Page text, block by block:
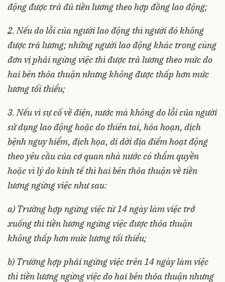
động được trả đủ tiền lương theo hợp đồng lao động;
2. Nếu do lỗi của người lao động thì người đó không
được trả lương; những người lao động khác trong cùng
đơn vị phải ngừng việc thì được trả lương theo mức do
hai bên thỏa thuận nhưng không được thấp hơn mức
lương tối thiểu;
3. Nếu vì sự cố về điện, nước mà không do lỗi của người
sử dụng lao động hoặc do thiên tai, hỏa hoạn, dịch
bệnh nguy hiểm, địch họa, di dời địa điểm hoạt động
theo yêu cầu của cơ quan nhà nước có thẩm quyền
hoặc vì lý do kinh tế thì hai bên thỏa thuận về tiền
lương ngừng việc như sau:
a) Trường hợp ngừng việc từ 14 ngày làm việc trở
xuống thì tiền lương ngừng việc được thỏa thuận
không thấp hơn mức lương tối thiểu;
b) Trường hợp phải ngừng việc trên 14 ngày làm việc
thì tiền lương ngừng việc do hai bên thỏa thuận nhưng